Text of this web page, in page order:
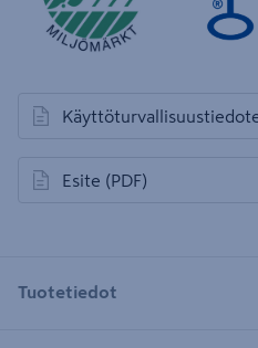
avautuu uuteen välilehteen
Esite (PDF)
avautuu uuteen välilehteen
Tuotetiedot